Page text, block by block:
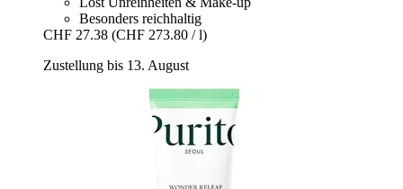
Besonders reichhaltig
CHF 27.38 (CHF 273.80 / l)
Zustellung bis 13. August